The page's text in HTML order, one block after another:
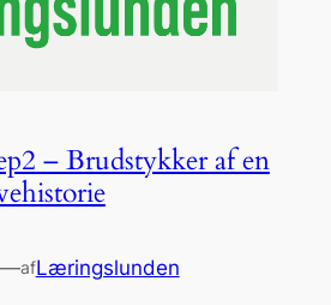
– Brudstykker af en
—afLæringslunden